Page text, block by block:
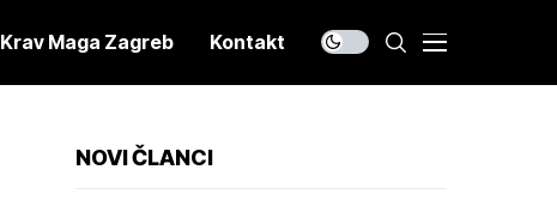
Krav Maga Zagreb Kontakt
NOVI ČLANCI